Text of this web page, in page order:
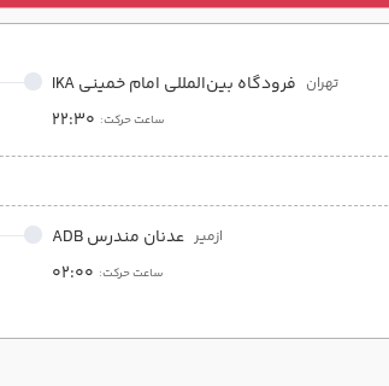
تهران فرودگاه بین‌المللی امام خمینی IKA
ساعت حرکت: 22:30
ازمیر عدنان مندرس ADB
ساعت حرکت: 02:00